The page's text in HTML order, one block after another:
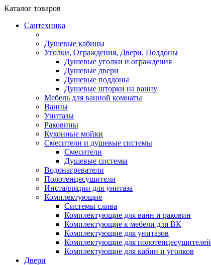
Каталог товаров
Сантехника
Душевые кабины
Уголки, Ограждения, Двери, Поддоны
Душевые уголки и ограждения
Душевые двери
Душевые поддоны
Душевые шторки на ванну
Мебель для ванной комнаты
Ванны
Унитазы
Раковины
Кухонные мойки
Смесители и душевые системы
Смесители
Душевые системы
Водонагреватели
Полотенцесушители
Инсталляции для унитаза
Комплектующие
Системы слива
Комплектующие для ванн и раковин
Комплектующие к мебели для ВК
Комплектующие для унитазов
Комплектующие для полотенцесушителей
Комплектующие для кабин и уголков
Двери